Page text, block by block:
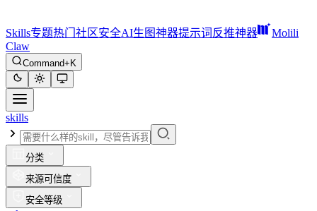
Skills专题热门 社区安全AI生图神器提示词反推神器
Molili
Claw
Command+K
skills
分类
来源可信度
安全等级